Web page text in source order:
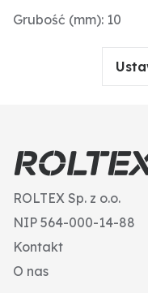
Grubość (mm): 10
ROLTEX Sp. z o.o.
NIP 564-000-14-88
Kontakt
O nas